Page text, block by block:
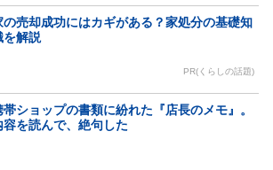
の売却成功にはカギがある？家処分の基礎知
を解説
PR(くらしの話題)
帯ショップの書類に紛れた『店長のメモ』。
容を読んで、絶句した